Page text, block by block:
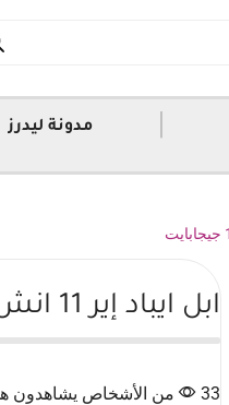
مدونة ليدرز
ابل ايباد إير 11 انش واي فاي 128 جيجابايت
33 من الأشخاص يشاهدون هذا المنتج الآن